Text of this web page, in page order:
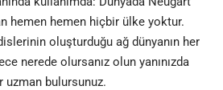
hemen hemen hiçbir ülke yoktur.
oluşturduğu ağ dünyanın her
nerede olursanız olun yanınızda
uzman bulursunuz.